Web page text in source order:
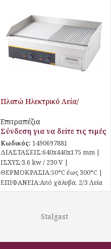
Πλατώ Ηλεκτρικό Λεία/
Επιτραπέζια
Σύνδεση για να δείτε τις τιμές
Κωδικός: 1490697881
ΔΙΑΣΤΑΣΕΙΣ:640x440x175 mm |
ΙΣΧΥΣ:3,6 kw / 230 V |
ΘΕΡΜΟΚΡΑΣΙΑ:50°C έως 300°C |
ΕΠΙΦΑΝΕΙΑ:Από χάλυβα, 2/3 Λεία
& 1/3 Ραβδωτή
Stalgast